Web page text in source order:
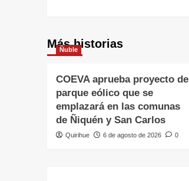
Más historias
Ñuble
COEVA aprueba proyecto de
parque eólico que se
emplazará en las comunas
de Ñiquén y San Carlos
Quirihue 6 de agosto de 2026 0